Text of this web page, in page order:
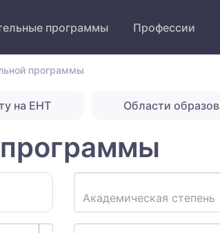
программы Профессии
программы
на ЕНТ Области
Академическая степень